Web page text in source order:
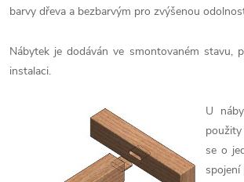
barvy dřeva a bezbarvým pro zvýšenou
Nábytek je dodáván ve smontovaném stavu,
instalaci.
U
použity
se o